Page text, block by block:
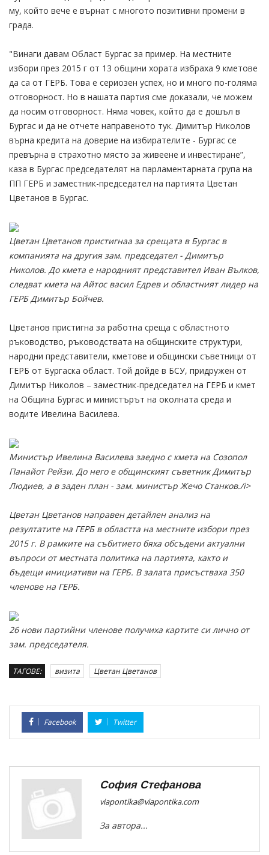
му, който вече е върнат с многото позитивни промени в
града.
"Винаги давам Област Бургас за пример. На местните
избори през 2015 г от 13 общини хората избраха 9 кметове
да са от ГЕРБ. Това е сериозен успех, но и много по-голяма
отговорност. Но в нашата партия сме доказали, че можем
да носим отговорност. Няма човек, който да е дошъл в
Бургас и да не отчете направеното тук. Димитър Николов
върна кредита на доверие на избирателите - Бургас се
превърна в страхотно място за живеене и инвестиране”,
каза в Бургас председателят на парламентарната група на
ПП ГЕРБ и заместник-председател на партията Цветан
Цветанов в Бургас.
Цветан Цветанов пристигнаа за срещата в Бургас в
компанията на другия зам. председател - Димитър
Николов. До кмета е народният представител Иван Вълков,
следват кмета на Айтос васил Едрев и областният лидер на
ГЕРБ Димитър Бойчев.
Цветанов пристигна за работна среща с областното
ръководство, ръководствата на общинските структури,
народни представители, кметове и общински съветници от
ГЕРБ от Бургаска област. Той дойде в БСУ, придружен от
Димитър Николов – заместник-председател на ГЕРБ и кмет
на Община Бургас и министърът на околната среда и
водите Ивелина Василева.
Министър Ивелина Василева заедно с кмета на Созопол
Панайот Рейзи. До него е общинският съветник Димитър
Людиев, а в заден план - зам. министър Жечо Станков./i>
Цветан Цветанов направен детайлен анализ на
резултатите на ГЕРБ в областта на местните избори през
2015 г. В рамките на събитието бяха обсъдени актуални
въпроси от местната политика на партията, както и
бъдещи инициативи на ГЕРБ. В залата присъстваха 350
членове на ГЕРБ.
26 нови партийни членове получиха картите си лично от
зам. председателя.
ТАГОВЕ: визита Цветан Цветанов
Facebook Twitter
София Стефанова
viapontika@viapontika.com
За автора...